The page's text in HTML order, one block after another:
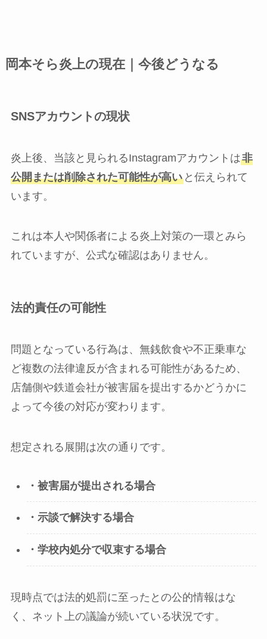
岡本そら炎上の現在｜今後どうなる
SNSアカウントの現状
炎上後、当該と見られるInstagramアカウントは非
公開または削除された可能性が高いと伝えられて
います。
これは本人や関係者による炎上対策の一環とみら
れていますが、公式な確認はありません。
法的責任の可能性
問題となっている行為は、無銭飲食や不正乗車な
ど複数の法律違反が含まれる可能性があるため、
店舗側や鉄道会社が被害届を提出するかどうかに
よって今後の対応が変わります。
想定される展開は次の通りです。
・被害届が提出される場合
・示談で解決する場合
・学校内処分で収束する場合
現時点では法的処罰に至ったとの公的情報はな
く、ネット上の議論が続いている状況です。